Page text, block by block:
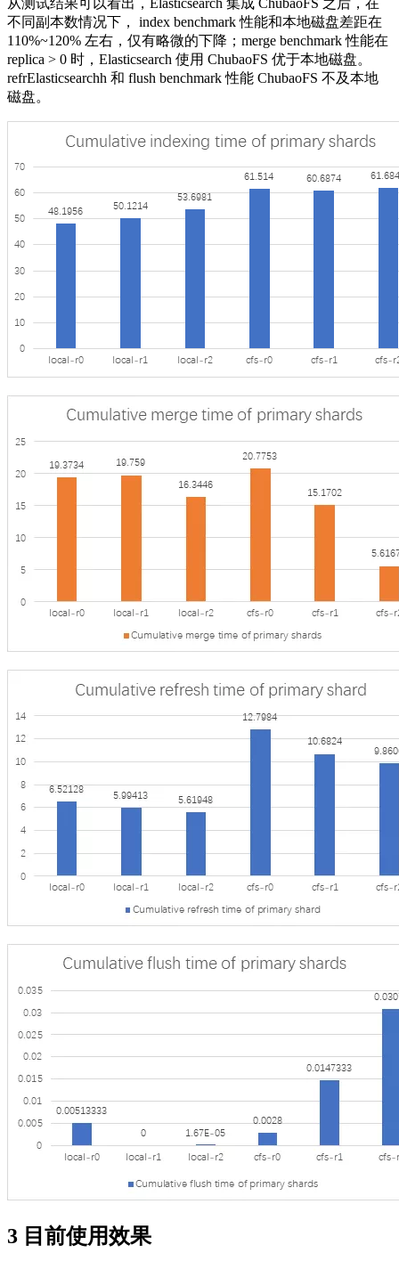
从测试结果可以看出，Elasticsearch 集成 ChubaoFS 之后，在
不同副本数情况下， index benchmark 性能和本地磁盘差距在
110%~120% 左右，仅有略微的下降；merge benchmark 性能在
replica > 0 时，Elasticsearch 使用 ChubaoFS 优于本地磁盘。
refrElasticsearchh 和 flush benchmark 性能 ChubaoFS 不及本地
磁盘。
3 目前使用效果